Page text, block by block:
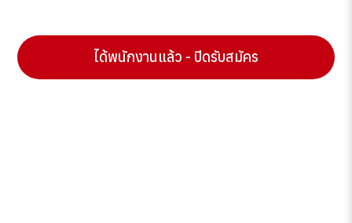
ได้พนักงานแล้ว - ปิดรับสมัคร